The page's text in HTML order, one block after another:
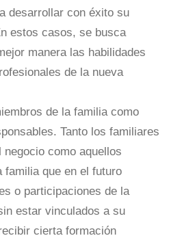
desarrollar con éxito su
estos casos, se busca
manera las habilidades
de la nueva
de la familia como
Tanto los familiares
negocio como aquellos
familia que en el futuro
o participaciones de la
estar vinculados a su
cierta formación